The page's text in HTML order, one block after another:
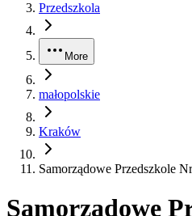
Przedszkola
More
małopolskie
Kraków
Samorządowe Przedszkole
Samorządowe